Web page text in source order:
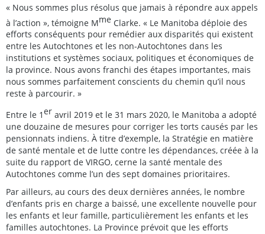
« Nous sommes plus résolus que jamais à répondre aux appels
à l’action », témoigne Mme Clarke. « Le Manitoba déploie des
efforts conséquents pour remédier aux disparités qui existent
entre les Autochtones et les non-Autochtones dans les
institutions et systèmes sociaux, politiques et économiques de
la province. Nous avons franchi des étapes importantes, mais
nous sommes parfaitement conscients du chemin qu’il nous
reste à parcourir. »
Entre le 1er avril 2019 et le 31 mars 2020, le Manitoba a adopté
une douzaine de mesures pour corriger les torts causés par les
pensionnats indiens. À titre d’exemple, la Stratégie en matière
de santé mentale et de lutte contre les dépendances, créée à la
suite du rapport de VIRGO, cerne la santé mentale des
Autochtones comme l’un des sept domaines prioritaires.
Par ailleurs, au cours des deux dernières années, le nombre
d’enfants pris en charge a baissé, une excellente nouvelle pour
les enfants et leur famille, particulièrement les enfants et les
familles autochtones. La Province prévoit que les efforts